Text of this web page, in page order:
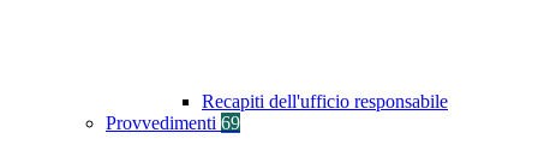
Recapiti dell'ufficio responsabile
Provvedimenti 69